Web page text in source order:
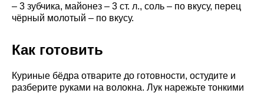
– 3 зубчика, майонез – 3 ст. л., соль – по вкусу, перец
чёрный молотый – по вкусу.
Как готовить
Куриные бёдра отварите до готовности, остудите и
разберите руками на волокна. Лук нарежьте тонкими